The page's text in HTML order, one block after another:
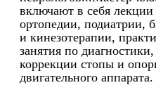
включают в себя
ортопедии, подиатрии,
и кинезотерапии,
занятия по
коррекции стопы и
двигательного аппарата.